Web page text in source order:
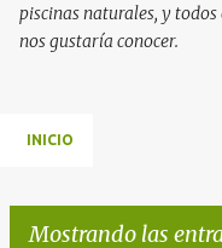
piscinas naturales, y todos
nos gustaría conocer.
INICIO
Mostrando las